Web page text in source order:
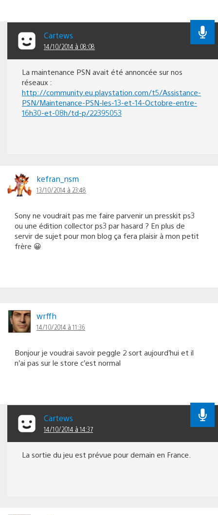
Cartews
14/10/2014 à 08:08
La maintenance PSN avait été annoncée sur nos
réseaux :
http://community.eu.playstation.com/t5/Assistance-
PSN/Maintenance-PSN-les-13-et-14-Octobre-entre-
16h30-et-08h/td-p/22395053
kefran_nsm
13/10/2014 à 23:48
Sony ne voudrait pas me faire parvenir un presskit ps3
ou une édition collector ps3 par hasard ? En plus de
servir de sujet pour mon blog ça fera plaisir à mon petit
frère 😀
wrffh
14/10/2014 à 11:36
Bonjour je voudrai savoir peggle 2 sort aujourd’hui et il
n’ai pas sur le store c’est normal
Cartews
14/10/2014 à 14:37
La sortie du jeu est prévue pour demain en France.